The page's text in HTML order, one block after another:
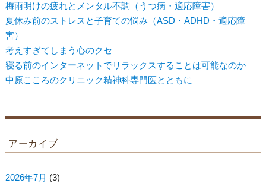
梅雨明けの疲れとメンタル不調（うつ病・適応障害）
夏休み前のストレスと子育ての悩み（ASD・ADHD・適応障
害）
考えすぎてしまう心のクセ
寝る前のインターネットでリラックスすることは可能なのか
中原こころのクリニック精神科専門医とともに
アーカイブ
2026年7月 (3)